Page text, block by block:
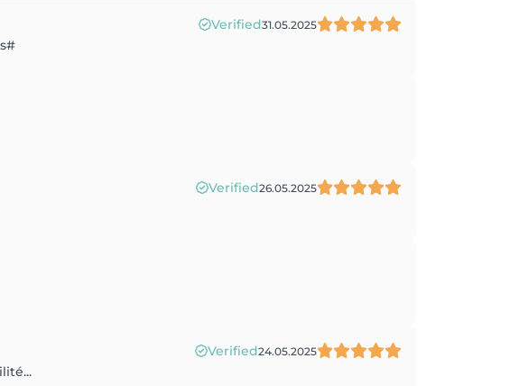
Verified31.05.2025
Verified26.05.2025
Verified24.05.2025